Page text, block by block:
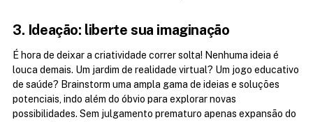
3. Ideação: liberte sua imaginação
É hora de deixar a criatividade correr solta! Nenhuma ideia é
louca demais. Um jardim de realidade virtual? Um jogo educativo
de saúde? Brainstorm uma ampla gama de ideias e soluções
potenciais, indo além do óbvio para explorar novas
possibilidades. Sem julgamento prematuro apenas expansão do